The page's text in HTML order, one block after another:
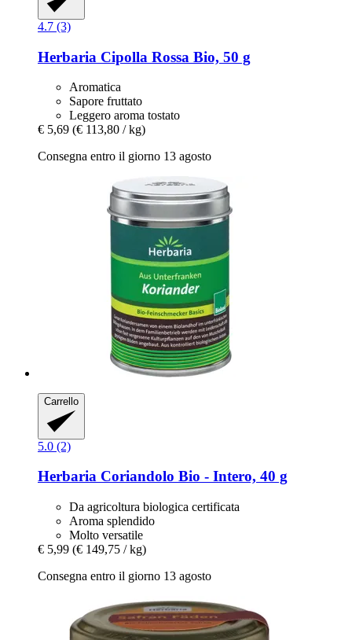
4.7 (3)
Herbaria Cipolla Rossa Bio, 50 g
Aromatica
Sapore fruttato
Leggero aroma tostato
€ 5,69 (€ 113,80 / kg)
Consegna entro il giorno 13 agosto
Carrello
5.0 (2)
Herbaria Coriandolo Bio -​ Intero, 40 g
Da agricoltura biologica certificata
Aroma splendido
Molto versatile
€ 5,99 (€ 149,75 / kg)
Consegna entro il giorno 13 agosto